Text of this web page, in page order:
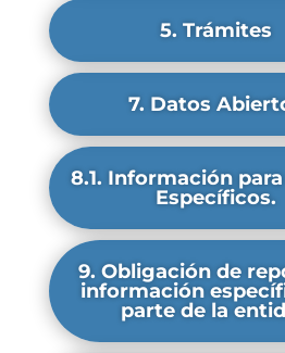
5. Trámites
7. Datos
8.1. Información
Específicos.
9. Obligación de
información
parte de la